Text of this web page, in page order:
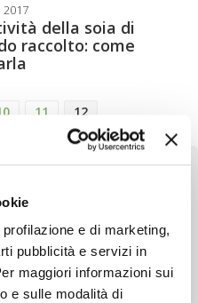
e di marketing,
pubblicità e servizi in
maggiori informazioni sui
e sulle modalità di
2017
della soia di
raccolto: come
11 12
alta qualità. Tagliato sulle tue